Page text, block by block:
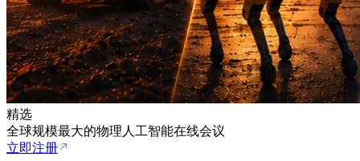
精选
全球规模最大的物理人工智能在线会议
立即注册